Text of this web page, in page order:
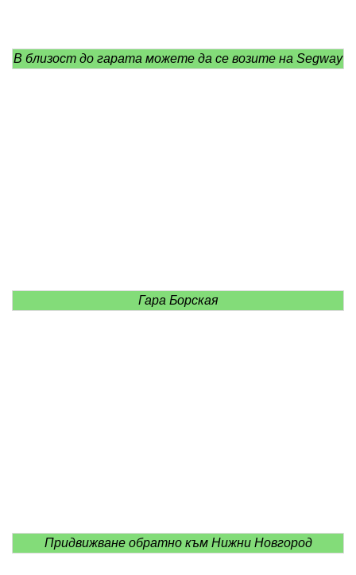
В близост до гарата можете да се возите на Segway
Гара Борская
Придвижване обратно към Нижни Новгород